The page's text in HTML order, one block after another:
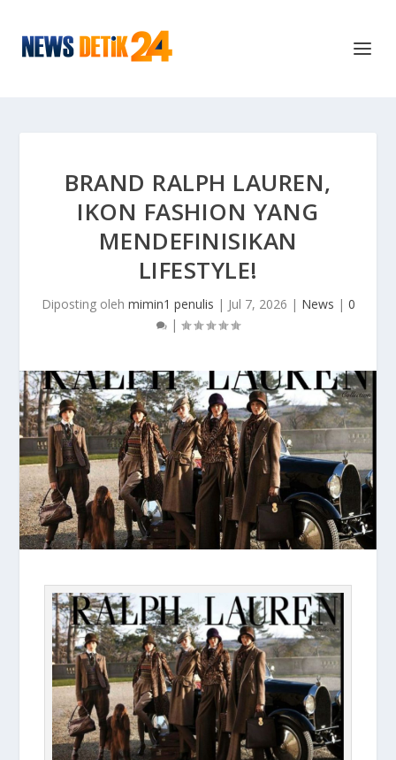
BRAND RALPH LAUREN,
IKON FASHION YANG
MENDEFINISIKAN
LIFESTYLE!
Diposting oleh mimin1 penulis | Jul 7, 2026 | News | 0
|